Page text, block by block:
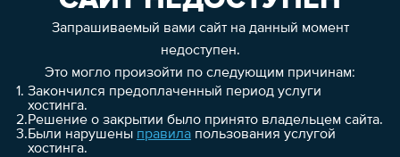
Запрашиваемый вами сайт на данный момент
недоступен.
Это могло произойти по следующим причинам:
1. Закончился предоплаченный период услуги
хостинга.
2.Решение о закрытии было принято владельцем сайта.
3.Были нарушены правилапользования услугой
хостинга.